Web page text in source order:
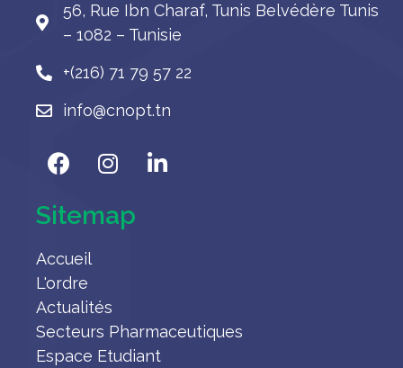
56, Rue Ibn Charaf, Tunis Belvédère Tunis
– 1082 – Tunisie
+(216) 71 79 57 22
info@cnopt.tn
Sitemap
Accueil
L'ordre
Actualités
Secteurs Pharmaceutiques
Espace Etudiant